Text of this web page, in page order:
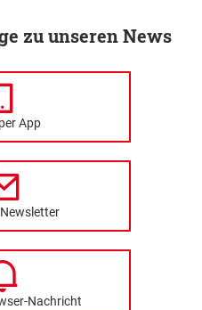
zu unseren News
App
Nachricht